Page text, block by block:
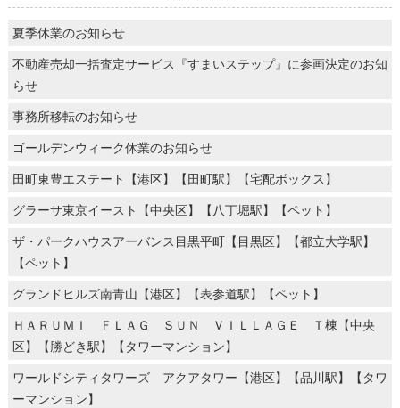
夏季休業のお知らせ
不動産売却一括査定サービス『すまいステップ』に参画決定のお知
らせ
事務所移転のお知らせ
ゴールデンウィーク休業のお知らせ
田町東豊エステート【港区】【田町駅】【宅配ボックス】
グラーサ東京イースト【中央区】【八丁堀駅】【ペット】
ザ・パークハウスアーバンス目黒平町【目黒区】【都立大学駅】
【ペット】
グランドヒルズ南青山【港区】【表参道駅】【ペット】
ＨＡＲＵＭＩ ＦＬＡＧ ＳＵＮ ＶＩＬＬＡＧＥ Ｔ棟【中央
区】【勝どき駅】【タワーマンション】
ワールドシティタワーズ アクアタワー【港区】【品川駅】【タワ
ーマンション】